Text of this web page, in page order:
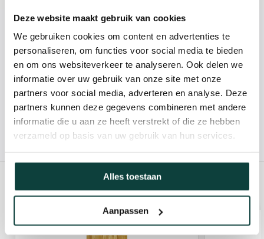
Deze website maakt gebruik van cookies
We gebruiken cookies om content en advertenties te
personaliseren, om functies voor social media te bieden
en om ons websiteverkeer te analyseren. Ook delen we
informatie over uw gebruik van onze site met onze
partners voor social media, adverteren en analyse. Deze
partners kunnen deze gegevens combineren met andere
informatie die u aan ze heeft verstrekt of die ze hebben
verzameld op basis van uw gebruik van hun services.
Alles toestaan
Aanpassen
Kunnen we je helpen?
085-2121757
info@heebra.com
Hovenier of klusbedrijf? Neem contact met ons op voor
GERELATEERDE PRODUCTEN